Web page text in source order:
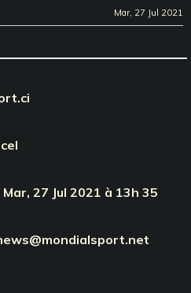
Mar, 27 Jul 2021
Mar, 27 Jul 2021 à 13h 35